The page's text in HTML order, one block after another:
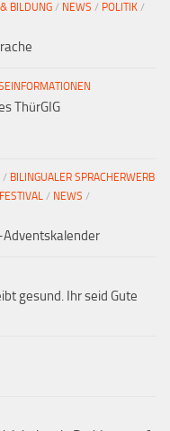
BILDUNG / NEWS / POLITIK /
ThürGIG
/ BILINGUALER SPRACHERWERB
/ NEWS /
Adventskalender
gesund. Ihr seid Gute